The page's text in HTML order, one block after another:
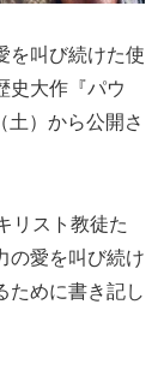
を叫び続けた使
史大作『パウ
）から公開さ
リスト教徒た
の愛を叫び続け
ために書き記し